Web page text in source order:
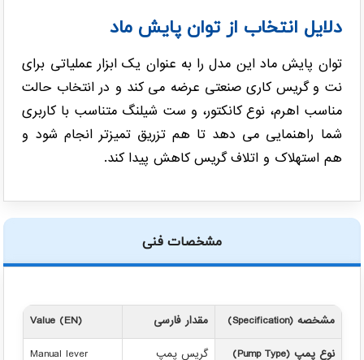
دلایل انتخاب از توان پایش ماد
توان پایش ماد این مدل را به عنوان یک ابزار عملیاتی برای
نت و گریس کاری صنعتی عرضه می کند و در انتخاب حالت
مناسب اهرم، نوع کانکتور، و ست شیلنگ متناسب با کاربری
شما راهنمایی می دهد تا هم تزریق تمیزتر انجام شود و
هم استهلاک و اتلاف گریس کاهش پیدا کند.
مشخصات فنی
مشخصه (Specification) مقدار فارسی
Value (EN)
نوع پمپ (Pump Type)
گریس پمپ Manual lever